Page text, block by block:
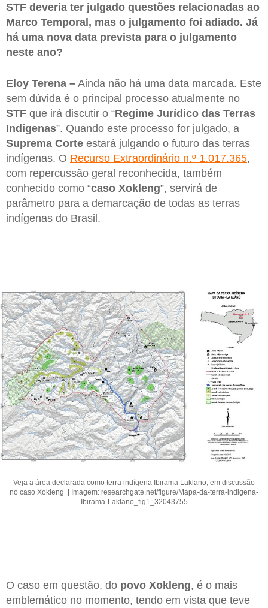
STF deveria ter julgado questões relacionadas ao
Marco Temporal, mas o julgamento foi adiado. Já
há uma nova data prevista para o julgamento
neste ano?
Eloy Terena – Ainda não há uma data marcada. Este
sem dúvida é o principal processo atualmente no
STF que irá discutir o “Regime Jurídico das Terras
Indígenas”. Quando este processo for julgado, a
Suprema Corte estará julgando o futuro das terras
indígenas. O Recurso Extraordinário n.º 1.017.365,
com repercussão geral reconhecida, também
conhecido como “caso Xokleng”, servirá de
parâmetro para a demarcação de todas as terras
indígenas do Brasil.
Veja a área declarada como terra indígena Ibirama Laklano, em discussão
no caso Xokleng | Imagem: researchgate.net/figure/Mapa-da-terra-indigena-
Ibirama-Laklano_fig1_32043755
O caso em questão, do povo Xokleng, é o mais
emblemático no momento, tendo em vista que teve